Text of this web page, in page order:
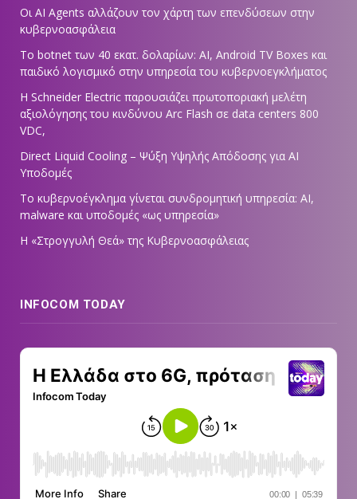
Οι AI Agents αλλάζουν τον χάρτη των επενδύσεων στην
κυβερνοασφάλεια
Το botnet των 40 εκατ. δολαρίων: AI, Android TV Boxes και
παιδικό λογισμικό στην υπηρεσία του κυβερνοεγκλήματος
Η Schneider Electric παρουσιάζει πρωτοποριακή μελέτη
αξιολόγησης του κινδύνου Arc Flash σε data centers 800
VDC,
Direct Liquid Cooling – Ψύξη Υψηλής Απόδοσης για AI
Υποδομές
Το κυβερνοέγκλημα γίνεται συνδρομητική υπηρεσία: AI,
malware και υποδομές «ως υπηρεσία»
Η «Στρογγυλή Θεά» της Κυβερνοασφάλειας
INFOCOM TODAY